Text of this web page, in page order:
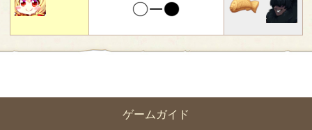
ゲームガイド